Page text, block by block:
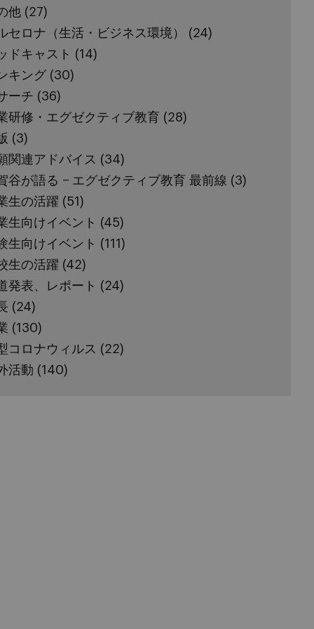
他(27)
セロナ（生活・ビジネス環境）
(24)
ドキャスト (14)
キング(30)
ーチ (36)
研修・エグゼクティブ教育 (28)
(3)
関連アドバイス (34)
谷が語る − エグゼクティブ教育 最前線 (3)
生の活躍 (51)
生向けイベント (45)
生向けイベント (111)
生の活躍 (42)
発表、レポート (24)
(24)
(130)
コロナウィルス (22)
活動 (140)